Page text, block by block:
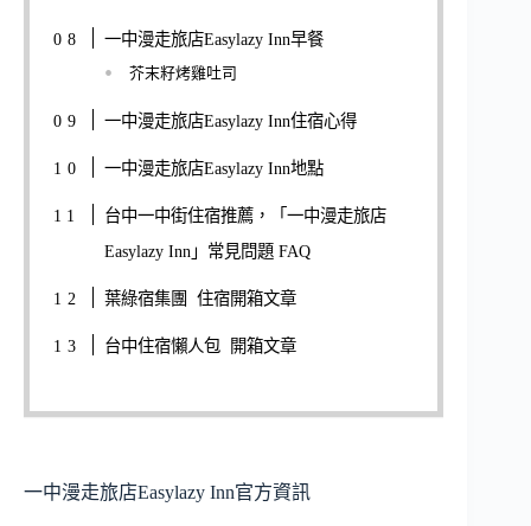
一中漫走旅店Easylazy Inn早餐
芥末籽烤雞吐司
一中漫走旅店Easylazy Inn住宿心得
一中漫走旅店Easylazy Inn地點
台中一中街住宿推薦，「一中漫走旅店
Easylazy Inn」常見問題 FAQ
葉綠宿集團 住宿開箱文章
台中住宿懶人包 開箱文章
一中漫走旅店Easylazy Inn官方資訊